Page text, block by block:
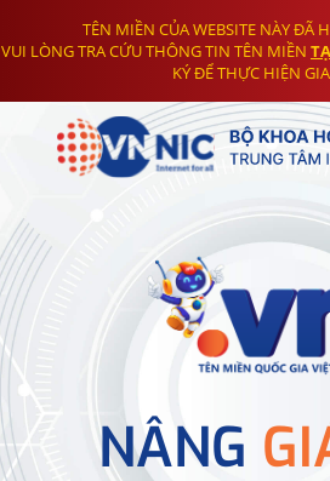
TÊN MIỀN CỦA WEBSITE NÀY ĐÃ
VUI LÒNG TRA CỨU THÔNG TIN TÊN MIỀN
KÝ ĐỂ THỰC HIỆN
NÂNG